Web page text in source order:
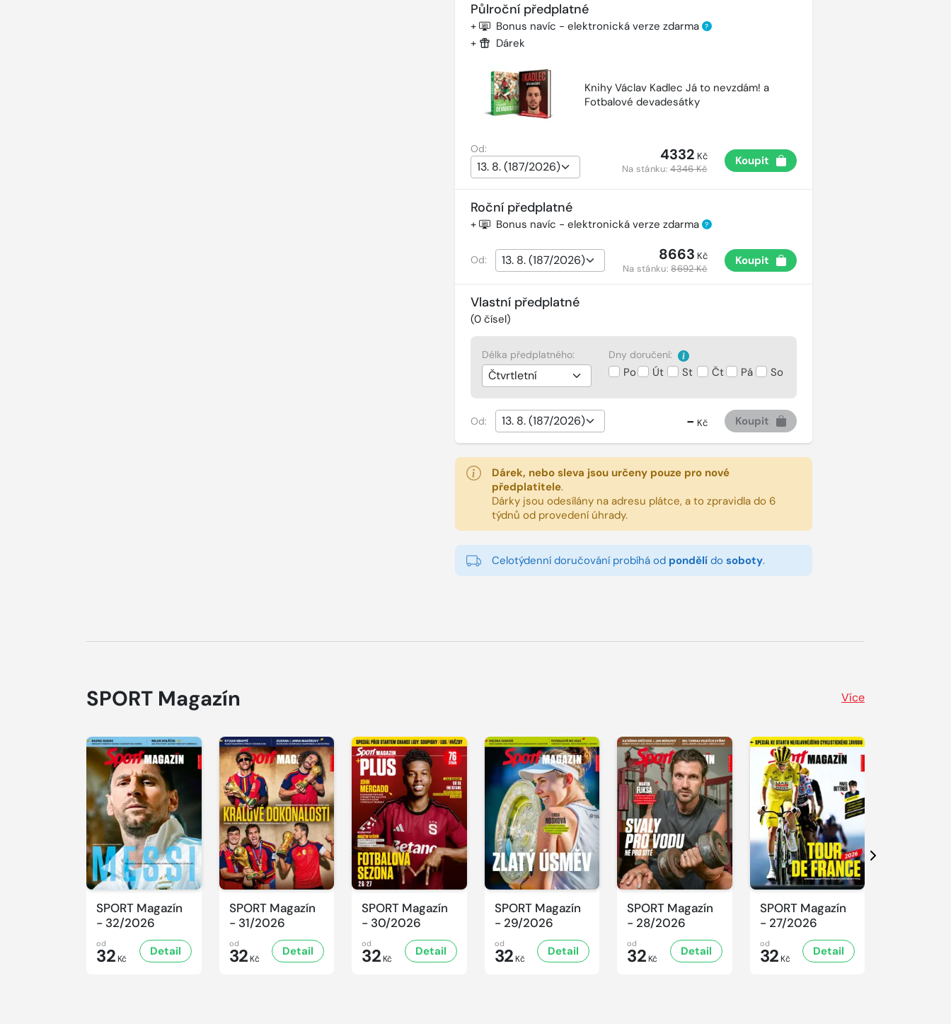
Půlroční předplatné
+ Bonus navíc - elektronická verze zdarma ?
+ Dárek
Knihy Václav Kadlec Já to nevzdám! a
Fotbalové devadesátky
Od: 4332 Kč
Na stánku:4346 Kč
Koupit
Roční předplatné
+ Bonus navíc - elektronická verze zdarma ?
Od: 8663 Kč
Na stánku:8692 Kč
Koupit
Vlastní předplatné
(0čísel)
Délka předplatného: Dny doručení:
Po Út St Čt Pá So
Od: - Kč Koupit
Dárek, nebo sleva jsou určeny pouze pro nové
předplatitele.
Dárky jsou odesílány na adresu plátce, a to zpravidla do 6
týdnů od provedení úhrady.
Celotýdenní doručování probíhá od pondělído soboty.
SPORT Magazín Více
SPORT Magazín
- 32/2026
od
32 Kč
Detail
SPORT Magazín
- 31/2026
od
32 Kč
Detail
SPORT Magazín
- 30/2026
od
32 Kč
Detail
SPORT Magazín
- 29/2026
od
32 Kč
Detail
SPORT Magazín
- 28/2026
od
32 Kč
Detail
SPORT Magazín
- 27/2026
od
32 Kč
Detail
Další